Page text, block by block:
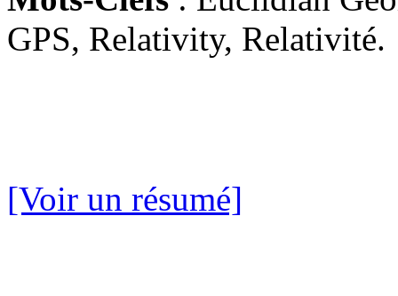
GPS, Relativity, Relativité.
[Voir un résumé]